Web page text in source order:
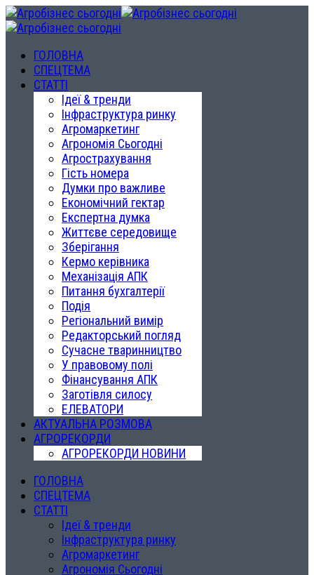
ГОЛОВНА
СПЕЦТЕМА
СТАТТІ
Ідеї & тренди
Інфраструктура ринку
Агромаркетинг
Агрономія Сьогодні
Агрострахування
Гість номера
Думки про важливе
Економічний гектар
Експертна думка
Життєве середовище
Зберігання
Кермо керівника
Механізація АПК
Питання бухгалтерії
Подія
Регіональний вимір
Редакторський погляд
Сучасне тваринництво
У правовому полі
Фінансування АПК
Заготівля силосу
ЕЛЕВАТОРИ
АКТУАЛЬНА РОЗМОВА
АГРОРЕКОРДИ
АГРОРЕКОРДИ НОВИНИ
ГОЛОВНА
СПЕЦТЕМА
СТАТТІ
Ідеї & тренди
Інфраструктура ринку
Агромаркетинг
Агрономія Сьогодні